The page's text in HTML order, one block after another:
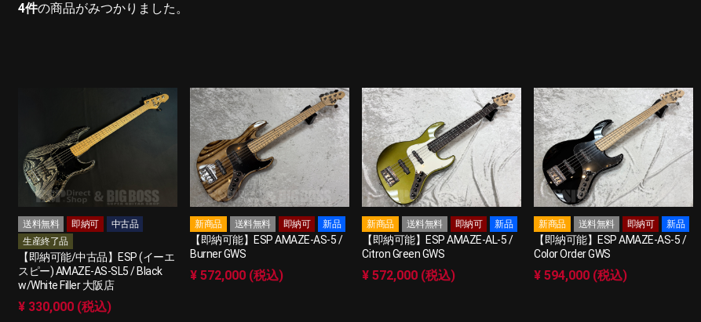
4件の商品がみつかりました。
送料無料 即納可
中古品
生産終了品
【即納可能/中古品】ESP (イーエ
スピー) AMAZE-AS-SL5 / Black
w/White Filler 大阪店
¥ 330,000 (税込)
新商品 送料無料 即納可 新品
【即納可能】ESP AMAZE-AS-5 /
Burner GWS
¥ 572,000 (税込)
新商品 送料無料 即納可 新品
【即納可能】ESP AMAZE-AL-5 /
Citron Green GWS
¥ 572,000 (税込)
新商品 送料無料 即納可 新品
【即納可能】ESP AMAZE-AS-5 /
Color Order GWS
¥ 594,000 (税込)